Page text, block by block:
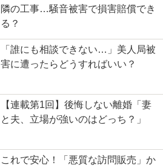
隣の工事…騒音被害で損害賠償でき
る？
「誰にも相談できない…」美人局被
害に遭ったらどうすればいい？
【連載第1回】後悔しない離婚「妻
と夫、立場が強いのはどっち？」
これで安心！「悪質な訪問販売」か